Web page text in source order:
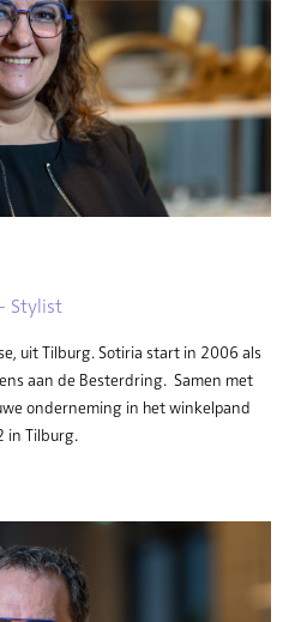
Stylist
uit Tilburg. Sotiria start in 2006 als
aan de Besterdring. Samen met
onderneming in het winkelpand
in Tilburg.